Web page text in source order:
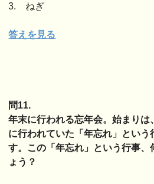
3. ねぎ
答えを見る
問11.
年末に行われる忘年会。始まりは
に行われていた「年忘れ」という
す。この「年忘れ」という行事、
ょう？